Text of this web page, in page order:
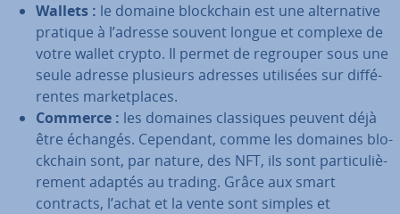
Wallets : le domaine blo­ck­chain est une al­ter­na­tive
pratique à l’adresse souvent longue et complexe de
votre wallet crypto. Il permet de regrouper sous une
seule adresse plusieurs adresses utilisées sur dif­fé­
rentes mar­ket­places.
Commerce : les domaines clas­siques peuvent déjà
être échangés. Cependant, comme les domaines blo­
ck­chain sont, par nature, des NFT, ils sont par­ti­cu­liè­
re­ment adaptés au trading. Grâce aux smart
contracts, l’achat et la vente sont simples et